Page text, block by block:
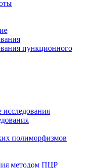
пункционного
полиморфизмов
методом ПЦР